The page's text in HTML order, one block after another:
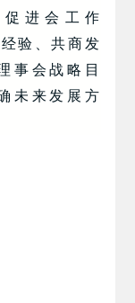
进会工作
验、共商发
事会战略目
未来发展方